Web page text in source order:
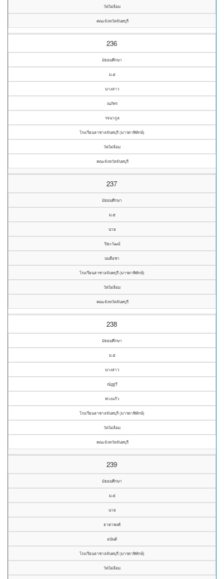
วัดไผ่ล้อม
คณะจังหวัดจันทบุรี
236
มัธยมศึกษา
ม.๕
นางสาว
ณภัทร
รจนากูล
โรงเรียนลาซาลจันทบุรี (มารดาพิทักษ์)
วัดไผ่ล้อม
คณะจังหวัดจันทบุรี
237
มัธยมศึกษา
ม.๕
นาย
ปิยะวัฒน์
นนลือชา
โรงเรียนลาซาลจันทบุรี (มารดาพิทักษ์)
วัดไผ่ล้อม
คณะจังหวัดจันทบุรี
238
มัธยมศึกษา
ม.๕
นางสาว
ณัฎฐวี
พวงแก้ว
โรงเรียนลาซาลจันทบุรี (มารดาพิทักษ์)
วัดไผ่ล้อม
คณะจังหวัดจันทบุรี
239
มัธยมศึกษา
ม.๕
นาย
ธาดาพงศ์
อนันต์
โรงเรียนลาซาลจันทบุรี (มารดาพิทักษ์)
วัดไผ่ล้อม